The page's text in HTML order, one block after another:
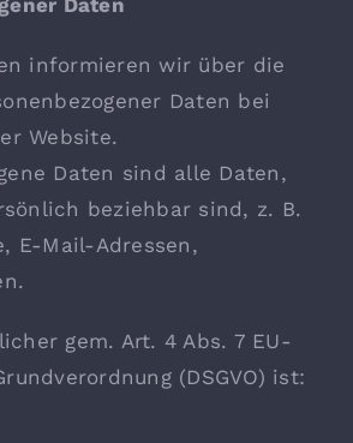
KONTAKT
Daten
informieren wir über die
Daten bei
Website.
Daten sind alle Daten,
beziehbar sind, z. B.
E-Mail-Adressen,
gem. Art. 4 Abs. 7 EU-
(DSGVO) ist: